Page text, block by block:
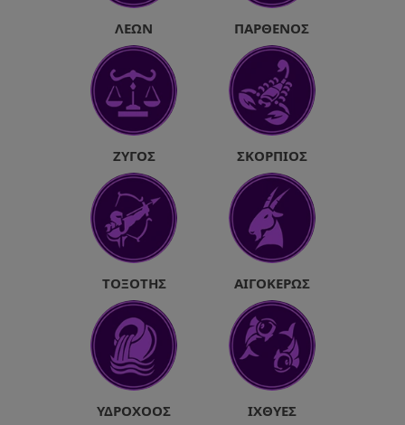
ΛΈΩΝ ΠΑΡΘΈΝΟΣ
ΖΥΓΌΣ ΣΚΟΡΠΙΌΣ
ΤΟΞΌΤΗΣ ΑΙΓΌΚΕΡΩΣ
ΥΔΡΟΧΌΟΣ ΙΧΘΎΕΣ